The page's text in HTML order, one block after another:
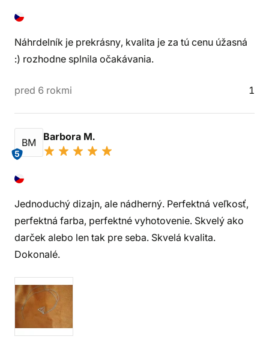
Náhrdelník je prekrásny, kvalita je za tú cenu úžasná
:) rozhodne splnila očakávania.
pred 6 rokmi 1
BM
5
Barbora M.
Jednoduchý dizajn, ale nádherný. Perfektná veľkosť,
perfektná farba, perfektné vyhotovenie. Skvelý ako
darček alebo len tak pre seba. Skvelá kvalita.
Dokonalé.